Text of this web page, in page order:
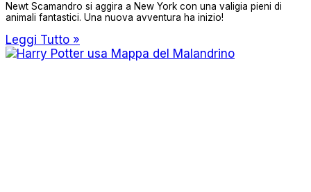
Newt Scamandro si aggira a New York con una valigia pieni di
animali fantastici. Una nuova avventura ha inizio!
Leggi Tutto »